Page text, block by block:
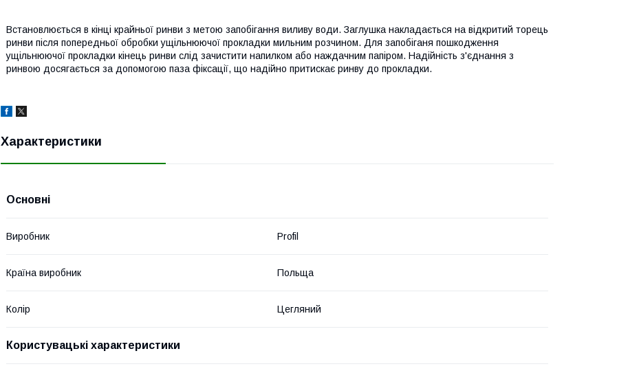
Встановлюється в кінці крайньої ринви з метою запобігання виливу води. Заглушка накладається на відкритий торець
ринви після попередньої обробки ущільнюючої прокладки мильним розчином. Для запобіганя пошкодження
ущільнюючої прокладки кінець ринви слід зачистити напилком або наждачним папіром. Надійність з'єднання з
ринвою досягається за допомогою паза фіксації, що надійно притискає ринву до прокладки.
Характеристики
Основні
Виробник Profil
Країна виробник Польща
Колір Цегляний
Користувацькі характеристики